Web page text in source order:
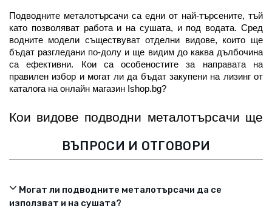
Подводните металотърсачи са едни от най-търсените, тъй
като позволяват работа и на сушата, и под водата. Сред
водните модели съществуват отделни видове, които ще
бъдат разгледани по-долу и ще видим до каква дълбочина
са ефективни. Кои са особеностите за направата на
правилен избор и могат ли да бъдат закупени на лизинг от
каталога на онлайн магазин Ishop.bg?
Кои видове подводни металотърсачи ще
откриете в Ishop
импулсни индукционни (PI)
ВЪПРОСИ И ОТГОВОРИ
Могат ли подводните металотърсачи да се
използват и на сушата?